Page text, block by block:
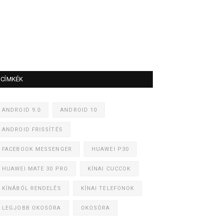
CÍMKÉK
ANDROID 9.0 ANDROID 10
ANDROID FRISSÍTÉS
FACEBOOK MESSENGER HUAWEI P30
HUAWEI MATE 30 PRO KÍNAI CUCCOK
KÍNÁBÓL RENDELÉS KÍNAI TELEFONOK
LEGJOBB OKOSÓRA OKOSÓRA